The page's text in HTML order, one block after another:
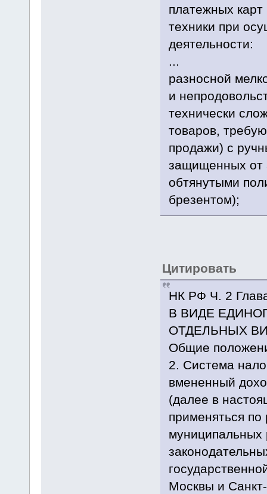
платежных карт
техники при
деятельности:
...
разносной
и
технически
товаров,
продажи) с
защищенных от
обтянутыми
брезентом);
Цитировать
НК РФ Ч. 2
В ВИДЕ
ОТДЕЛЬНЫХ
Общие
2. Система
вмененный
(далее в
применяться
муниципальных
Москвы и